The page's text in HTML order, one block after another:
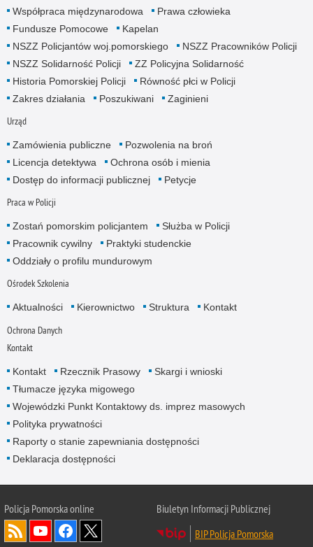
Współpraca międzynarodowa
Prawa człowieka
Fundusze Pomocowe
Kapelan
NSZZ Policjantów woj.pomorskiego
NSZZ Pracowników Policji
NSZZ Solidarność Policji
ZZ Policyjna Solidarność
Historia Pomorskiej Policji
Równość płci w Policji
Zakres działania
Poszukiwani Zaginieni
Urząd
Zamówienia publiczne
Pozwolenia na broń
Licencja detektywa
Ochrona osób i mienia
Dostęp do informacji publicznej
Petycje
Praca w Policji
Zostań pomorskim policjantem
Służba w Policji
Pracownik cywilny
Praktyki studenckie
Oddziały o profilu mundurowym
Ośrodek Szkolenia
Aktualności Kierownictwo Struktura Kontakt
Ochrona Danych
Kontakt
Kontakt Rzecznik Prasowy
Skargi i wnioski
Tłumacze języka migowego
Wojewódzki Punkt Kontaktowy ds. imprez masowych
Polityka prywatności
Raporty o stanie zapewniania dostępności
Deklaracja dostępności
Policja Pomorska online
Biuletyn Informacji Publicznej
BIP Policja Pomorska